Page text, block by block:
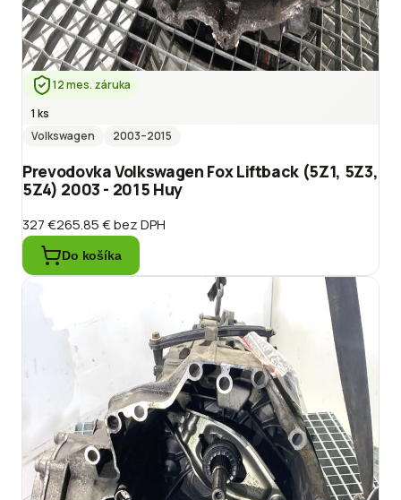
12 mes. záruka
1 ks
Volkswagen
2003–2015
Prevodovka Volkswagen Fox Liftback (5Z1, 5Z3,
5Z4) 2003 - 2015 Huy
327 €265.85 €bez DPH
Do košíka